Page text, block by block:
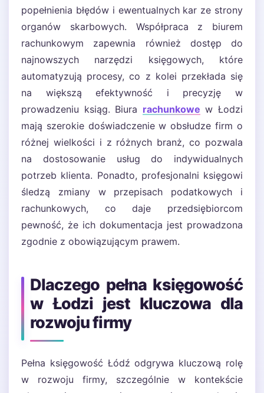
popełnienia błędów i ewentualnych kar ze strony
organów skarbowych. Współpraca z biurem
rachunkowym zapewnia również dostęp do
najnowszych narzędzi księgowych, które
automatyzują procesy, co z kolei przekłada się
na większą efektywność i precyzję w
prowadzeniu ksiąg. Biura rachunkowe w Łodzi
mają szerokie doświadczenie w obsłudze firm o
różnej wielkości i z różnych branż, co pozwala
na dostosowanie usług do indywidualnych
potrzeb klienta. Ponadto, profesjonalni księgowi
śledzą zmiany w przepisach podatkowych i
rachunkowych, co daje przedsiębiorcom
pewność, że ich dokumentacja jest prowadzona
zgodnie z obowiązującym prawem.
Dlaczego pełna księgowość
w Łodzi jest kluczowa dla
rozwoju firmy
Pełna księgowość Łódź odgrywa kluczową rolę
w rozwoju firmy, szczególnie w kontekście